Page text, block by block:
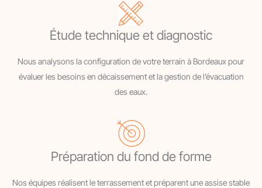
Étude technique et diagnostic
Nous analysons la configuration de votre terrain à Bordeaux pour
évaluer les besoins en décaissement et la gestion de l’évacuation
des eaux.
Préparation du fond de forme
Nos équipes réalisent le terrassement et préparent une assise stable